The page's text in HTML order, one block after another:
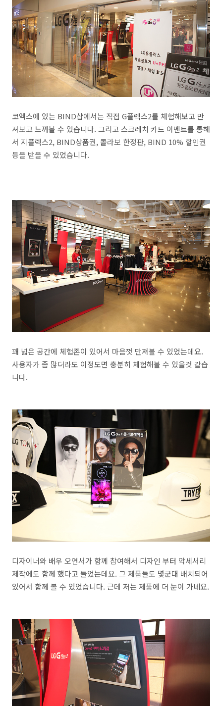
코엑스에 있는 BIND샵에서는 직접 G플렉스2를 체험해보고 만
져보고 느껴볼 수 있습니다. 그리고 스크레치 카드 이벤트를 통해
서 지플렉스2, BIND상품권, 콜라보 한정판, BIND 10% 할인권
등을 받을 수 있었습니다.
꽤 넓은 공간에 체험존이 있어서 마음껏 만져볼 수 있었는데요.
사용자가 좀 많더라도 이정도면 충분히 체험해볼 수 있을것 같습
니다.
디자이너와 배우 오연서가 함께 참여해서 디자인 부터 악세서리
제작에도 함께 했다고 들었는데요. 그 제품들도 몇군대 배치되어
있어서 함께 볼 수 있었습니다. 근데 저는 제품에 더 눈이 가네요.